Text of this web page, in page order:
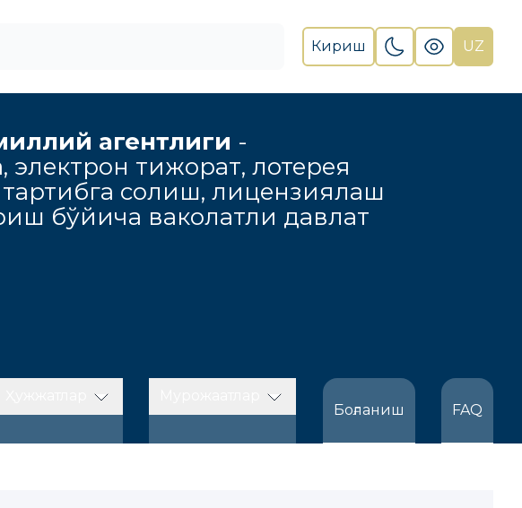
Кириш UZ
агентлиги -
электрон тижорат, лотерея
солиш, лицензиялаш
бўйича ваколатли давлат
Боғланиш
FAQ